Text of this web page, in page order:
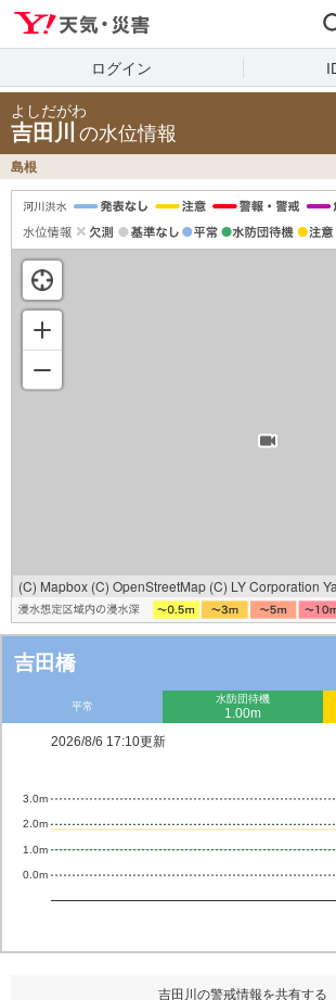
ログイン
よしだがわ
吉田川 の水位情報
島根
(C) Mapbox (C) OpenStreetMap (C) LY Corporation
吉田橋
平常
水防団待機
1.00m
2026/8/6 17:10更新
0.0m
1.0m
2.0m
3.0m
吉田川の警戒情報を共有する